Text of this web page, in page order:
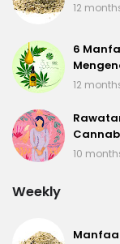
12
6
12
10
Weekly